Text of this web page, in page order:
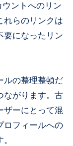
ントへのリン
れらのリンクは
要になったリン
ルの整理整頓だ
ながります。古
ザーにとって混
ロフィールへの